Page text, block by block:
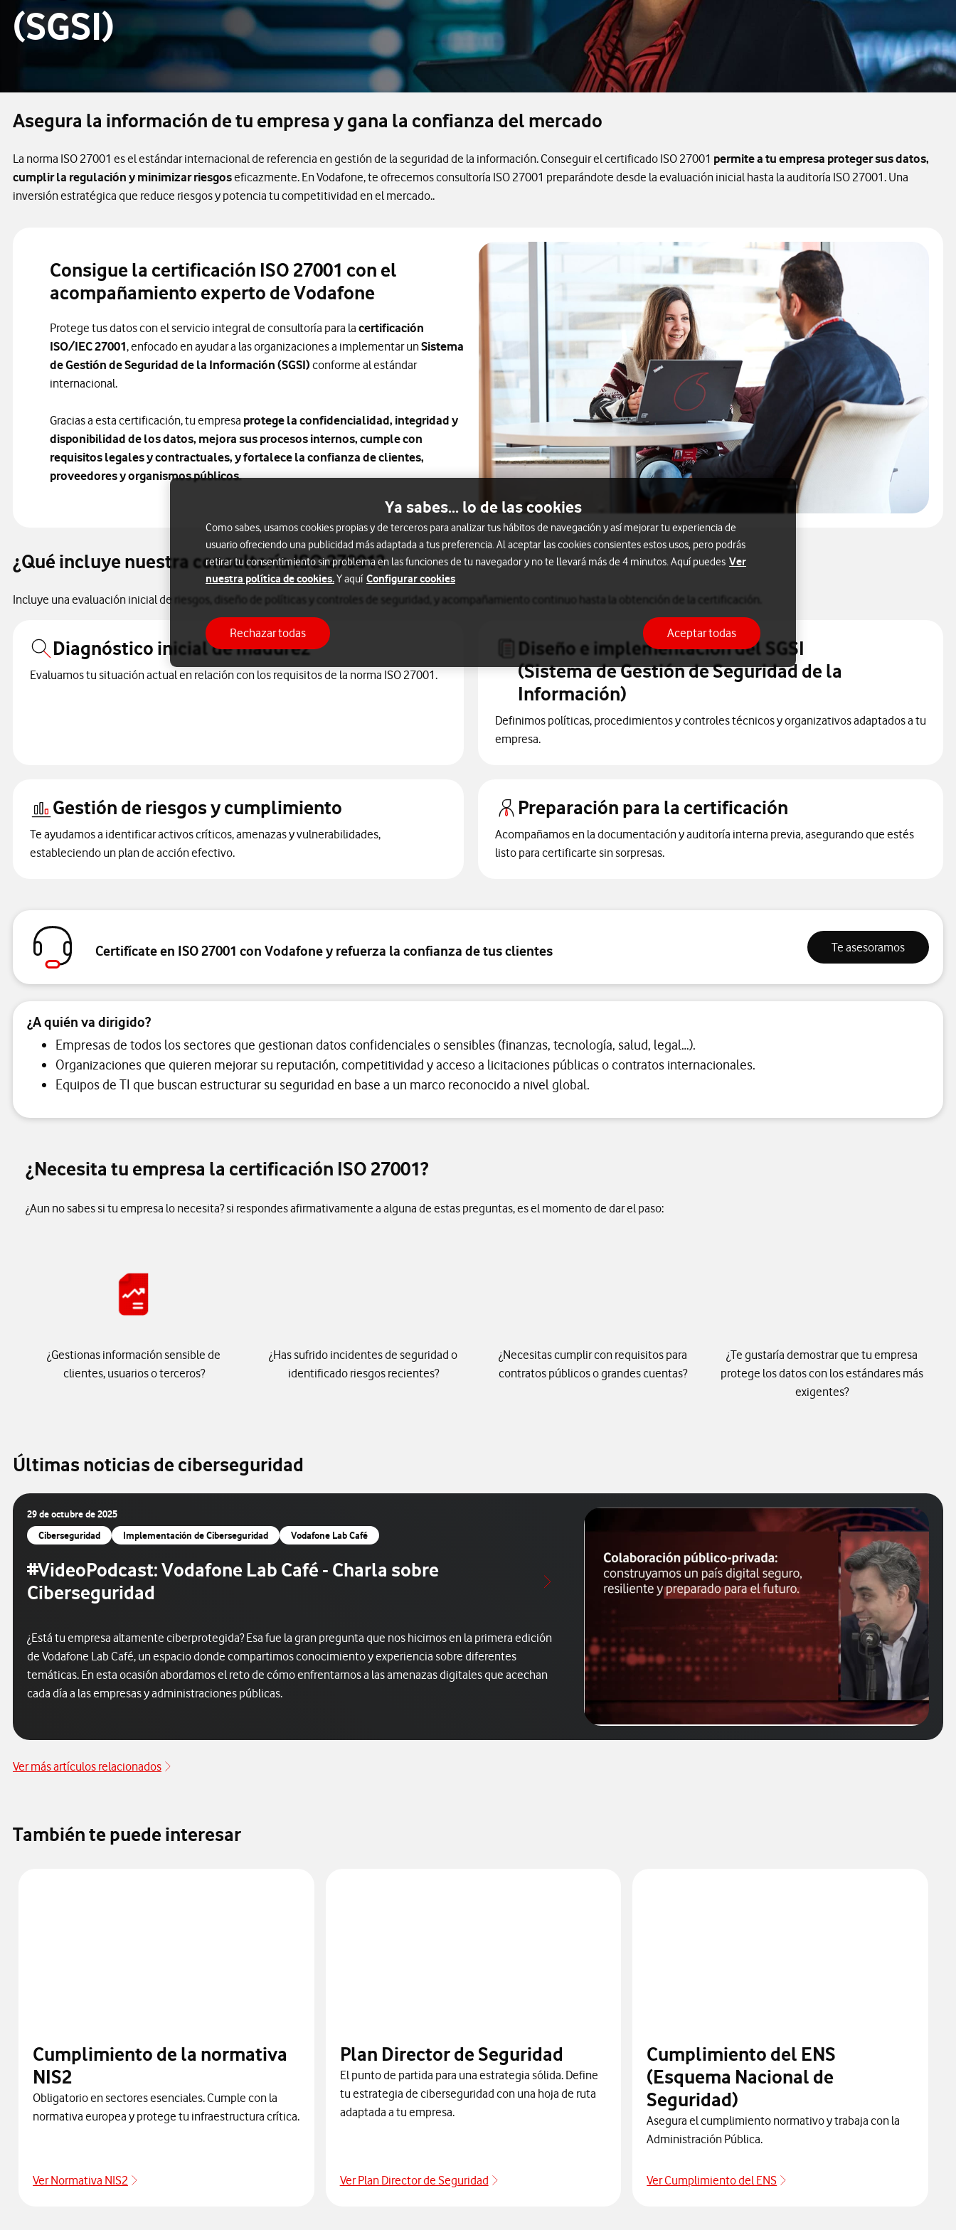
(SGSI)
Asegura la información de tu empresa y gana la confianza del mercado
La norma ISO 27001 es el estándar internacional de referencia en gestión de la seguridad de la información. Conseguir el certificado ISO 27001 permite a tu empresa proteger sus datos,
cumplir la regulación y minimizar riesgoseficazmente. En Vodafone, te ofrecemos consultoría ISO 27001 preparándote desde la evaluación inicial hasta la auditoría ISO 27001. Una
inversión estratégica que reduce riesgos y potencia tu competitividad en el mercado..
Consigue la certificación ISO 27001 con el
acompañamiento experto de Vodafone
Protege tus datos con el servicio integral de consultoría para la certificación
ISO/IEC 27001, enfocado en ayudar a las organizaciones a implementar unSistema
de Gestión de Seguridad de la Información (SGSI) conforme al estándar
internacional.
Gracias a esta certificación, tu empresa protege la confidencialidad, integridad y
disponibilidad de los datos, mejora sus procesos internos, cumple con
requisitos legales y contractuales, y fortalece la confianza de clientes,
proveedores y organismos públicos.
¿Qué incluye nuestra consultoría ISO 27001?
Incluye una evaluación inicial de riesgos, diseño de políticas y controles de seguridad, y acompañamiento continuo hasta la obtención de la certificación.
Diagnóstico inicial de madurez
Evaluamos tu situación actual en relación con los requisitos de la norma ISO 27001.
Diseño e implementación del SGSI
(Sistema de Gestión de Seguridad de la
Información)
Definimos políticas, procedimientos y controles técnicos y organizativos adaptados a tu
empresa.
Gestión de riesgos y cumplimiento
Te ayudamos a identificar activos críticos, amenazas y vulnerabilidades,
estableciendo un plan de acción efectivo.
Preparación para la certificación
Acompañamos en la documentación y auditoría interna previa, asegurando que estés
listo para certificarte sin sorpresas.
Certifícate en ISO 27001 con Vodafone y refuerza la confianza de tus clientes Te asesoramos
¿A quién va dirigido?
Empresas de todos los sectores que gestionan datos confidenciales o sensibles (finanzas, tecnología, salud, legal…).
Organizaciones que quieren mejorar su reputación, competitividad y acceso a licitaciones públicas o contratos internacionales.
Equipos de TI que buscan estructurar su seguridad en base a un marco reconocido a nivel global.
¿Necesita tu empresa la certificación ISO 27001?
¿Aun no sabes si tu empresa lo necesita? si respondes afirmativamente a alguna de estas preguntas, es el momento de dar el paso:
¿Gestionas información sensible de
clientes, usuarios o terceros?
¿Has sufrido incidentes de seguridad o
identificado riesgos recientes?
¿Necesitas cumplir con requisitos para
contratos públicos o grandes cuentas?
¿Te gustaría demostrar que tu empresa
protege los datos con los estándares más
exigentes?
Últimas noticias de ciberseguridad
29 de octubre de 2025
Ciberseguridad
Implementación de Ciberseguridad Vodafone Lab Café
#VideoPodcast: Vodafone Lab Café - Charla sobre
Ciberseguridad
¿Está tu empresa altamente ciberprotegida? Esa fue la gran pregunta que nos hicimos en la primera edición
de Vodafone Lab Café, un espacio donde compartimos conocimiento y experiencia sobre diferentes
temáticas. En esta ocasión abordamos el reto de cómo enfrentarnos a las amenazas digitales que acechan
cada día a las empresas y administraciones públicas.
Ver más artículos relacionados
También te puede interesar
Cumplimiento de la normativa
NIS2
Obligatorio en sectores esenciales. Cumple con la
normativa europea y protege tu infraestructura crítica.
Ver Normativa NIS2
Plan Director de Seguridad
El punto de partida para una estrategia sólida. Define
tu estrategia de ciberseguridad con una hoja de ruta
adaptada a tu empresa.
Ver Plan Director de Seguridad
Cumplimiento del ENS
(Esquema Nacional de
Seguridad)
Asegura el cumplimiento normativo y trabaja con la
Administración Pública.
Ver Cumplimiento del ENS
Ya sabes... lo de las cookies
Como sabes, usamos cookies propias y de terceros para analizar tus hábitos de navegación y así mejorar tu experiencia de
usuario ofreciendo una publicidad más adaptada a tus preferencia. Al aceptar las cookies consientes estos usos, pero podrás
retirar tu consentimiento sin problema en las funciones de tu navegador y no te llevará más de 4 minutos. Aquí puedes Ver
nuestra política de cookies.Y aquí Configurar cookies
Rechazar todas Aceptar todas